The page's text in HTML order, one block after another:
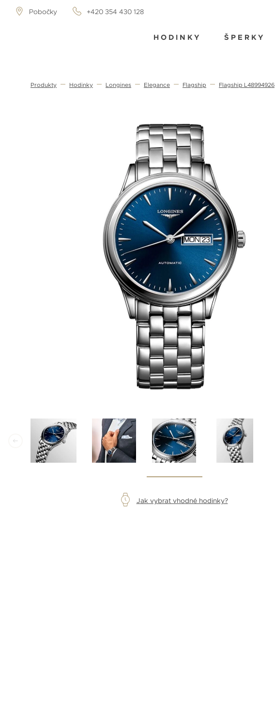
Pobočky +420 354 430 128
HODINKY ŠPERKY
Produkty Hodinky Longines Elegance Flagship Flagship L48994926
Jak vybrat vhodné hodinky?